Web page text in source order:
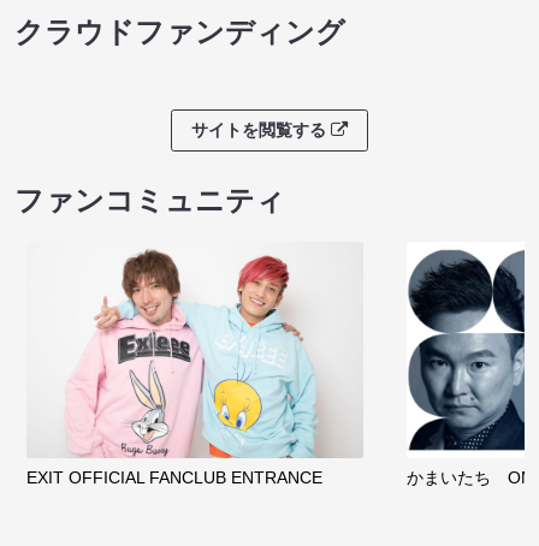
クラウドファンディング
サイトを閲覧する
ファンコミュニティ
EXIT OFFICIAL FANCLUB ENTRANCE かまいたち